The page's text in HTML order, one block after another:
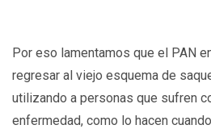
Por eso lamentamos que el PAN
regresar al viejo esquema de
utilizando a personas que sufren
enfermedad, como lo hacen